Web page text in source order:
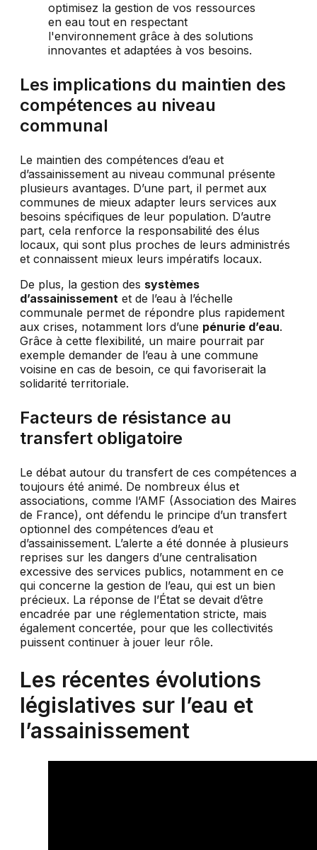
Les implications du maintien des
compétences au niveau
communal
Le maintien des compétences d’eau et
d’assainissement au niveau communal présente
plusieurs avantages. D’une part, il permet aux
communes de mieux adapter leurs services aux
besoins spécifiques de leur population. D’autre
part, cela renforce la responsabilité des élus
locaux, qui sont plus proches de leurs administrés
et connaissent mieux leurs impératifs locaux.
De plus, la gestion des systèmes
d’assainissement et de l’eau à l’échelle
communale permet de répondre plus rapidement
aux crises, notamment lors d’une pénurie d’eau.
Grâce à cette flexibilité, un maire pourrait par
exemple demander de l’eau à une commune
voisine en cas de besoin, ce qui favoriserait la
solidarité territoriale.
Facteurs de résistance au
transfert obligatoire
Le débat autour du transfert de ces compétences a
toujours été animé. De nombreux élus et
associations, comme l’AMF (Association des Maires
de France), ont défendu le principe d’un transfert
optionnel des compétences d’eau et
d’assainissement. L’alerte a été donnée à plusieurs
reprises sur les dangers d’une centralisation
excessive des services publics, notamment en ce
qui concerne la gestion de l’eau, qui est un bien
précieux. La réponse de l’État se devait d’être
encadrée par une réglementation stricte, mais
également concertée, pour que les collectivités
puissent continuer à jouer leur rôle.
Les récentes évolutions
législatives sur l’eau et
l’assainissement